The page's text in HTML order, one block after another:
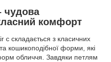
чудова
комфорт
c складається з класичних
кошикоподібної форми, які
обличчя. Завдяки петлям